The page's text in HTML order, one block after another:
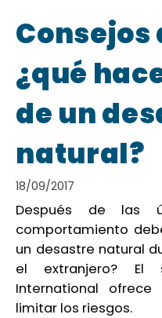
Consejos
¿qué
de un
natural?
18/09/2017
Después de las
comportamiento
un desastre natural
el extranjero? El
International ofrece
limitar los riesgos.